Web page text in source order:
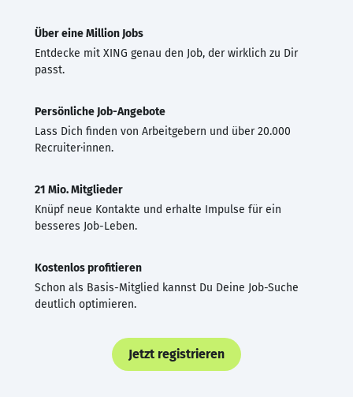
Über eine Million Jobs
Entdecke mit XING genau den Job, der wirklich zu Dir
passt.
Persönliche Job-Angebote
Lass Dich finden von Arbeitgebern und über 20.000
Recruiter·innen.
21 Mio. Mitglieder
Knüpf neue Kontakte und erhalte Impulse für ein
besseres Job-Leben.
Kostenlos profitieren
Schon als Basis-Mitglied kannst Du Deine Job-Suche
deutlich optimieren.
Jetzt registrieren